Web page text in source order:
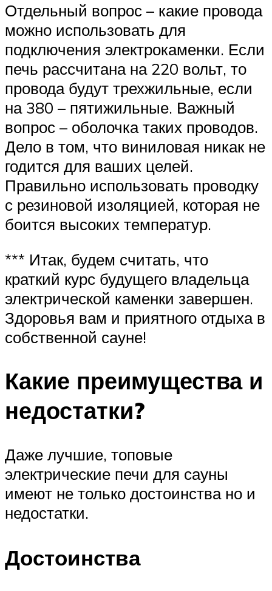
Отдельный вопрос – какие провода
можно использовать для
подключения электрокаменки. Если
печь рассчитана на 220 вольт, то
провода будут трехжильные, если
на 380 – пятижильные. Важный
вопрос – оболочка таких проводов.
Дело в том, что виниловая никак не
годится для ваших целей.
Правильно использовать проводку
с резиновой изоляцией, которая не
боится высоких температур.
*** Итак, будем считать, что
краткий курс будущего владельца
электрической каменки завершен.
Здоровья вам и приятного отдыха в
собственной сауне!
Какие преимущества и
недостатки?
Даже лучшие, топовые
электрические печи для сауны
имеют не только достоинства но и
недостатки.
Достоинства